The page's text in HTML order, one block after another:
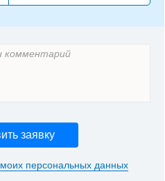
заявку
моих персональных данных